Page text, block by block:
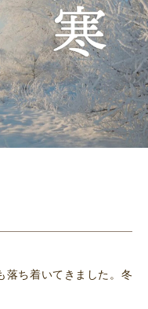
落ち着いてきました。冬